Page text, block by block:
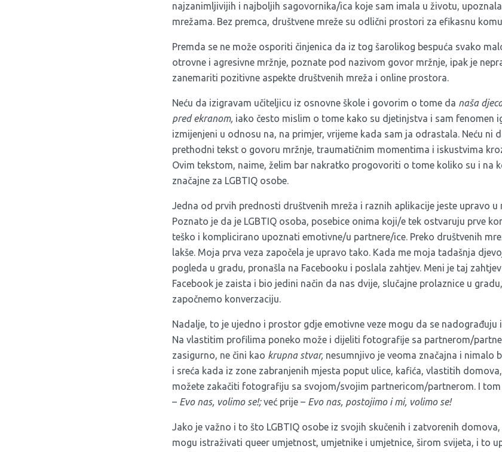
najzanimljivijih i najboljih sagovornika/ica koje sam imala u životu,
mrežama. Bez premca, društvene mreže su odlični prostori za efikasnu
Premda se ne može osporiti činjenica da iz tog šarolikog bespuća svako
otrovne i agresivne mržnje, poznate pod nazivom govor mržnje, ipak je
zanemariti pozitivne aspekte društvenih mreža i online prostora.
Neću da izigravam učiteljicu iz osnovne škole i govorim o tome da naša
pred ekranom, iako često mislim o tome kako su djetinjstva i sam fenomen
izmijenjeni u odnosu na, na primjer, vrijeme kada sam ja odrastala. Neću ni
prethodni tekst o govoru mržnje, traumatičnim momentima i iskustvima
Ovim tekstom, naime, želim bar nakratko progovoriti o tome koliko su i na
značajne za LGBTIQ osobe.
Jedna od prvih prednosti društvenih mreža i raznih aplikacije jeste upravo
Poznato je da je LGBTIQ osoba, posebice onima koji/e tek ostvaruju prve
teško i komplicirano upoznati emotivne/u partnere/ice. Preko društvenih
lakše. Moja prva veza započela je upravo tako. Kada me moja tadašnja
pogleda u gradu, pronašla na Facebooku i poslala zahtjev. Meni je taj
Facebook je zaista i bio jedini način da nas dvije, slučajne prolaznice u
započnemo konverzaciju.
Nadalje, to je ujedno i prostor gdje emotivne veze mogu da se nadograđuju
Na vlastitim profilima poneko može i dijeliti fotografije sa partnerom/
zasigurno, ne čini kao krupna stvar, nesumnjivo je veoma značajna i nimalo
i sreća kada iz zone zabranjenih mjesta poput ulice, kafića, vlastitih
možete zakačiti fotografiju sa svojom/svojim partnericom/partnerom. I
– Evo nas, volimo se!;već prije – Evo nas, postojimo i mi, volimo se!
Jako je važno i to što LGBTIQ osobe iz svojih skučenih i zatvorenih
mogu istraživati queer umjetnost, umjetnike i umjetnice, širom svijeta, i to